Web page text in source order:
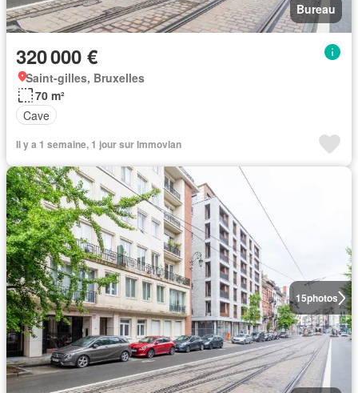
Bureau
320 000 €
Saint-gilles, Bruxelles
70 m²
Cave
Il y a 1 semaine, 1 jour sur Immovlan
15photos